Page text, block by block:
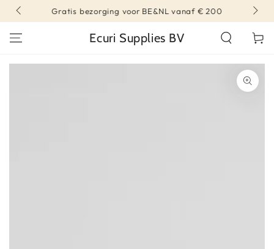
DIRECT NAAR
CONTENTGratis bezorging voor BE&NL vanaf € 200
Ecuri Supplies BV